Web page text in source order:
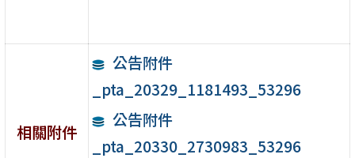
相關附件
公告附件
_pta_20329_1181493_53296
公告附件
_pta_20330_2730983_53296